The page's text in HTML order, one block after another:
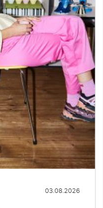
03.08.2026